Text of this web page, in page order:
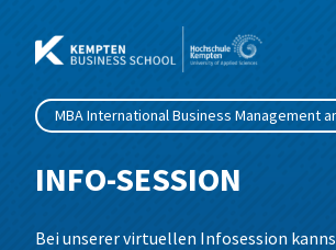
Inhalt
springen
Studium
Master
Kurse
MBA International Business Management
INFO-SESSION
Bei unserer virtuellen Infosession